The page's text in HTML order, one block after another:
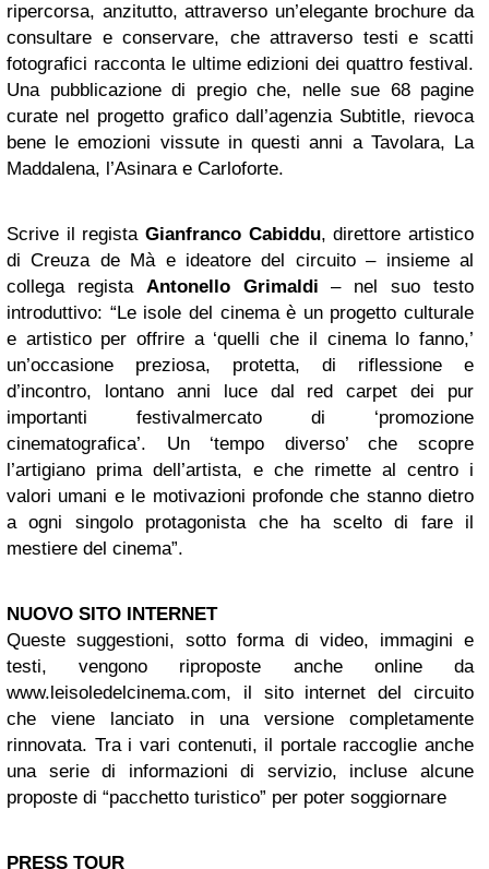
ripercorsa, anzitutto, attraverso un’elegante brochure da
consultare e conservare, che attraverso testi e scatti
fotografici racconta le ultime edizioni dei quattro festival.
Una pubblicazione di pregio che, nelle sue 68 pagine
curate nel progetto grafico dall’agenzia Subtitle, rievoca
bene le emozioni vissute in questi anni a Tavolara, La
Maddalena, l’Asinara e Carloforte.
Scrive il regista Gianfranco Cabiddu, direttore artistico
di Creuza de Mà e ideatore del circuito – insieme al
collega regista Antonello Grimaldi – nel suo testo
introduttivo: “Le isole del cinema è un progetto culturale
e artistico per offrire a ‘quelli che il cinema lo fanno,’
un’occasione preziosa, protetta, di riflessione e
d’incontro, lontano anni luce dal red carpet dei pur
importanti festivalmercato di ‘promozione
cinematografica’. Un ‘tempo diverso’ che scopre
l’artigiano prima dell’artista, e che rimette al centro i
valori umani e le motivazioni profonde che stanno dietro
a ogni singolo protagonista che ha scelto di fare il
mestiere del cinema”.
NUOVO SITO INTERNET
Queste suggestioni, sotto forma di video, immagini e
testi, vengono riproposte anche online da
www.leisoledelcinema.com, il sito internet del circuito
che viene lanciato in una versione completamente
rinnovata. Tra i vari contenuti, il portale raccoglie anche
una serie di informazioni di servizio, incluse alcune
proposte di “pacchetto turistico” per poter soggiornare
PRESS TOUR